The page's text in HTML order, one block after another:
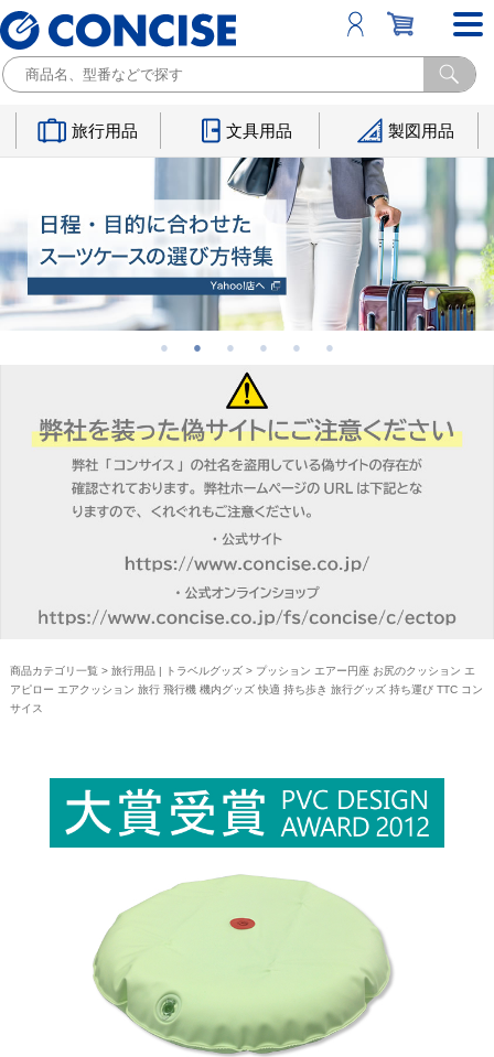
旅行用品 文具用品 製図用品
商品カテゴリ一覧 > 旅行用品 | トラベルグッズ> プッション エアー円座 お尻のクッション エ
アピロー エアクッション 旅行 飛行機 機内グッズ 快適 持ち歩き 旅行グッズ 持ち運び TTC コン
サイス